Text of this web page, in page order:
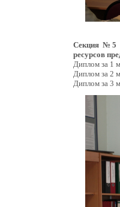
Секция №5
ресурсов
Диплом за 1
Диплом за 2
Диплом за 3